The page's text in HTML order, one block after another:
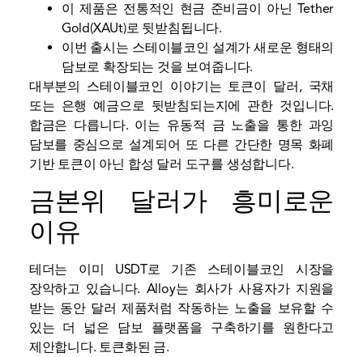
이 제품은 전통적인 현금 준비금이 아닌 Tether
Gold(XAUt)로 뒷받침됩니다.
이번 출시는 스테이블코인 설계가 새로운 형태의
담보로 확장되는 것을 보여줍니다.
대부분의 스테이블코인 이야기는 토큰이 달러, 국채
또는 은행 예금으로 뒷받침되는지에 관한 것입니다.
합금은 다릅니다. 이는 유동적 금 노출을 통한 과잉
담보를 중심으로 설계되어 또 다른 간단한 명목 화폐
기반 토큰이 아닌 합성 달러 도구를 생성합니다.
금본위 달러가 흥미로운
이유
테더는 이미 USDT로 기존 스테이블코인 시장을
장악하고 있습니다. Alloy는 회사가 사용자가 지원을
받는 동안 달러 제품처럼 작동하는 노출을 보유할 수
있는 더 넓은 담보 플랫폼을 구축하기를 원한다고
제안합니다. 토큰화된 금.